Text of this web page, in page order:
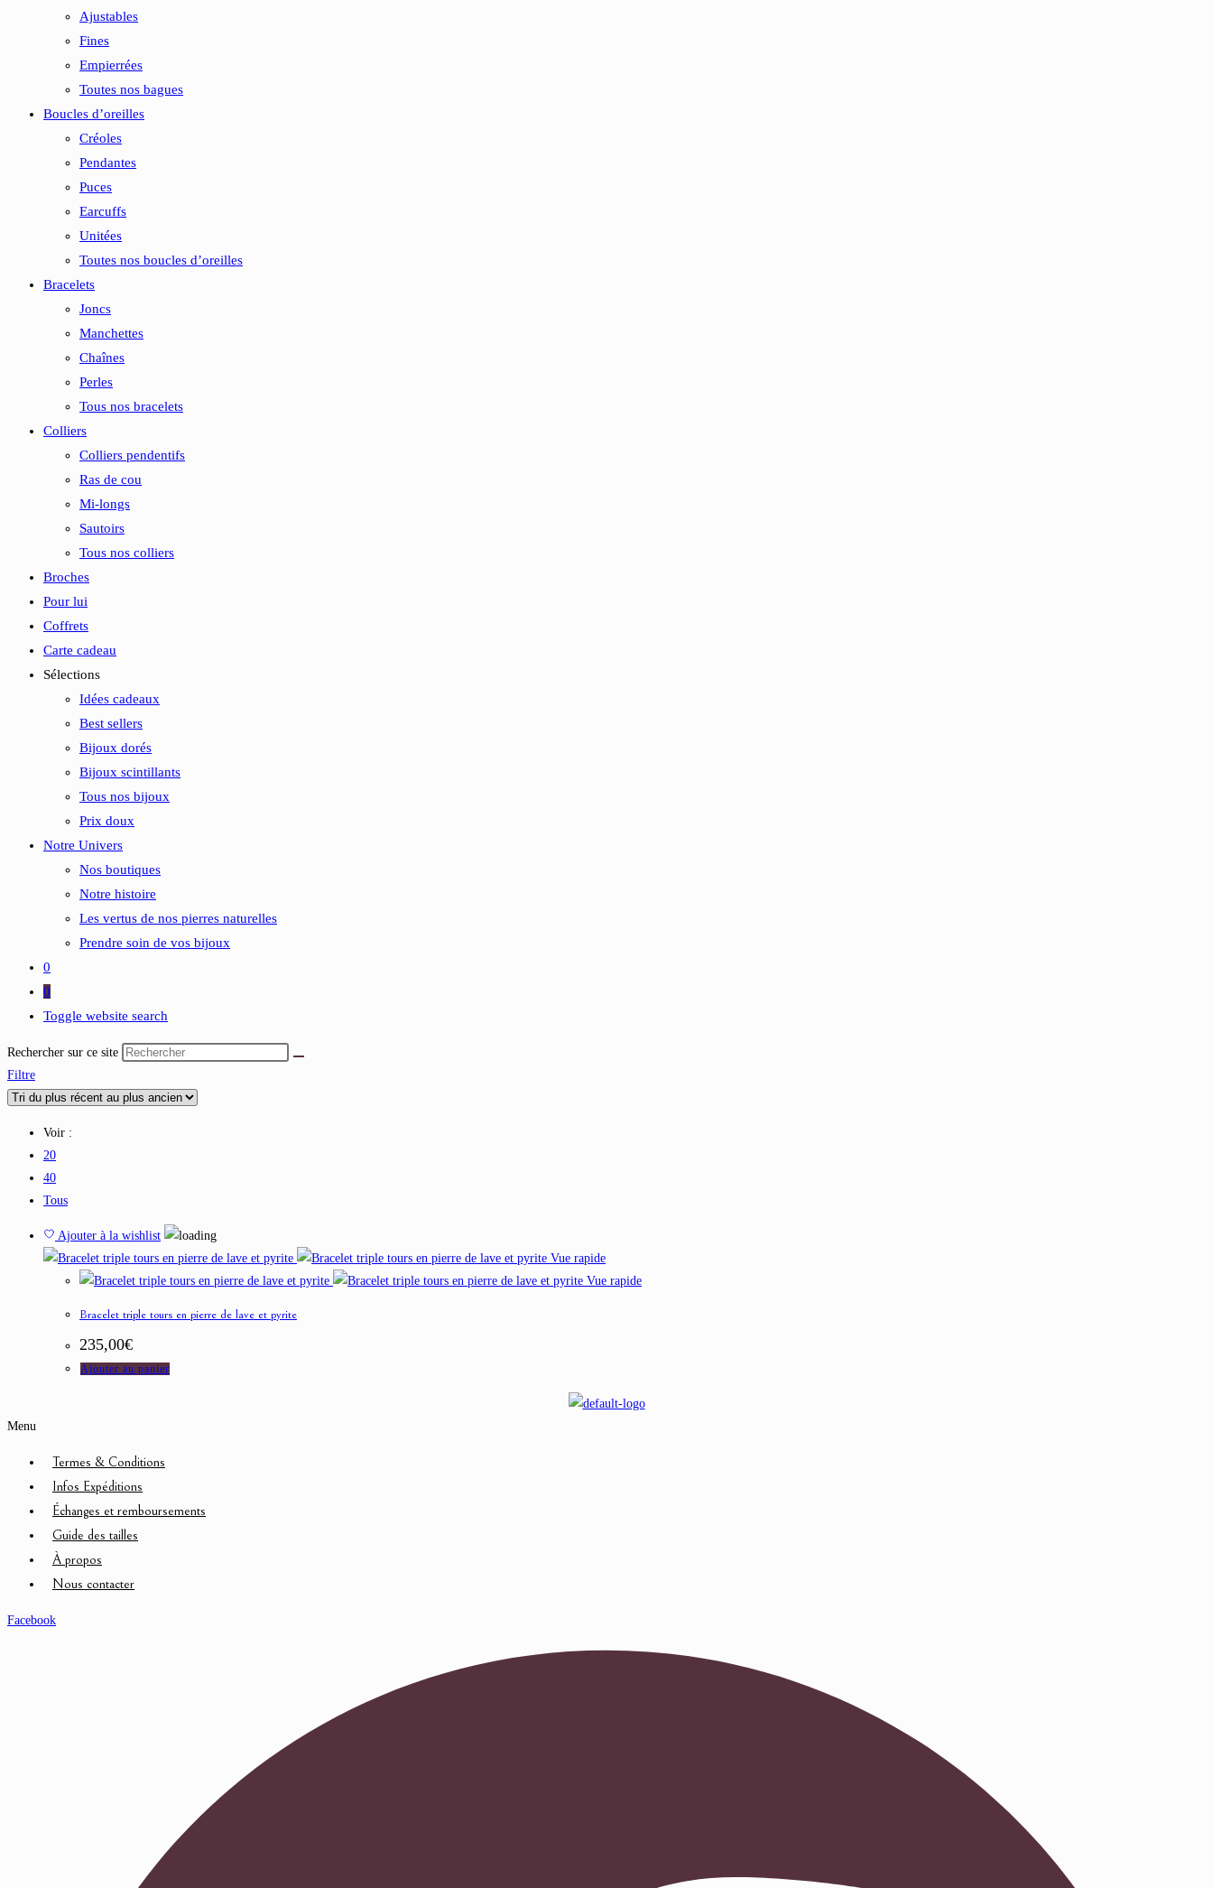
Ajustables
Fines
Empierrées
Toutes nos bagues
Boucles d’oreilles
Créoles
Pendantes
Puces
Earcuffs
Unitées
Toutes nos boucles d’oreilles
Bracelets
Joncs
Manchettes
Chaînes
Perles
Tous nos bracelets
Colliers
Colliers pendentifs
Ras de cou
Mi-longs
Sautoirs
Tous nos colliers
Broches
Pour lui
Coffrets
Carte cadeau
Sélections
Idées cadeaux
Best sellers
Bijoux dorés
Bijoux scintillants
Tous nos bijoux
Prix doux
Notre Univers
Nos boutiques
Notre histoire
Les vertus de nos pierres naturelles
Prendre soin de vos bijoux
0
0
Toggle website search
Rechercher sur ce site
Filtre
Voir :
20
40
Tous
Ajouter à la wishlist
Vue rapide
Vue rapide
Bracelet triple tours en pierre de lave et pyrite
235,00€
Ajouter au panier
Menu
Termes & Conditions
Infos Expéditions
Échanges et remboursements
Guide des tailles
À propos
Nous contacter
Facebook